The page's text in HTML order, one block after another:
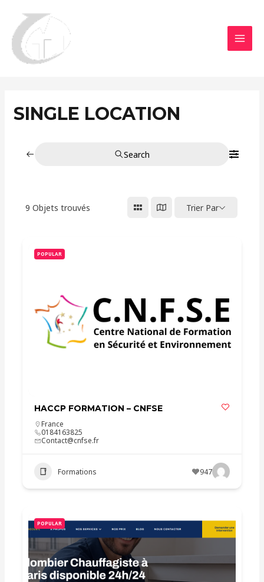
contenu
SINGLE LOCATION
Search
9 Objets trouvés Trier Par
POPULAR
HACCP FORMATION – CNFSE
France
0184163825
Contact@cnfse.fr
Formations 947
POPULAR